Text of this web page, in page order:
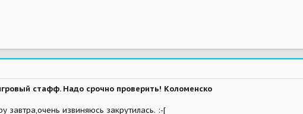
стафф. Надо срочно проверить! Коломенско
завтра,очень извиняюсь закрутилась. :-[